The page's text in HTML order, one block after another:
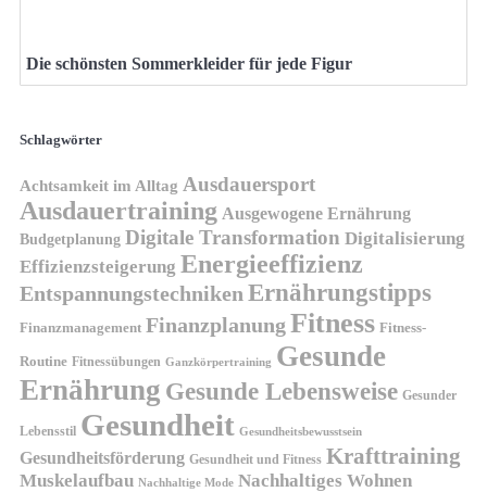
Die schönsten Sommerkleider für jede Figur
Schlagwörter
Achtsamkeit im Alltag Ausdauersport
Ausdauertraining Ausgewogene Ernährung
Budgetplanung Digitale Transformation Digitalisierung
Effizienzsteigerung Energieeffizienz
Entspannungstechniken Ernährungstipps
Finanzmanagement Finanzplanung Fitness Fitness-
Routine Fitnessübungen Ganzkörpertraining Gesunde
Ernährung Gesunde Lebensweise Gesunder
Lebensstil Gesundheit Gesundheitsbewusstsein
Gesundheitsförderung Gesundheit und Fitness Krafttraining
Muskelaufbau Nachhaltige Mode Nachhaltiges Wohnen